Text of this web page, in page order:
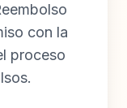
con la
proceso